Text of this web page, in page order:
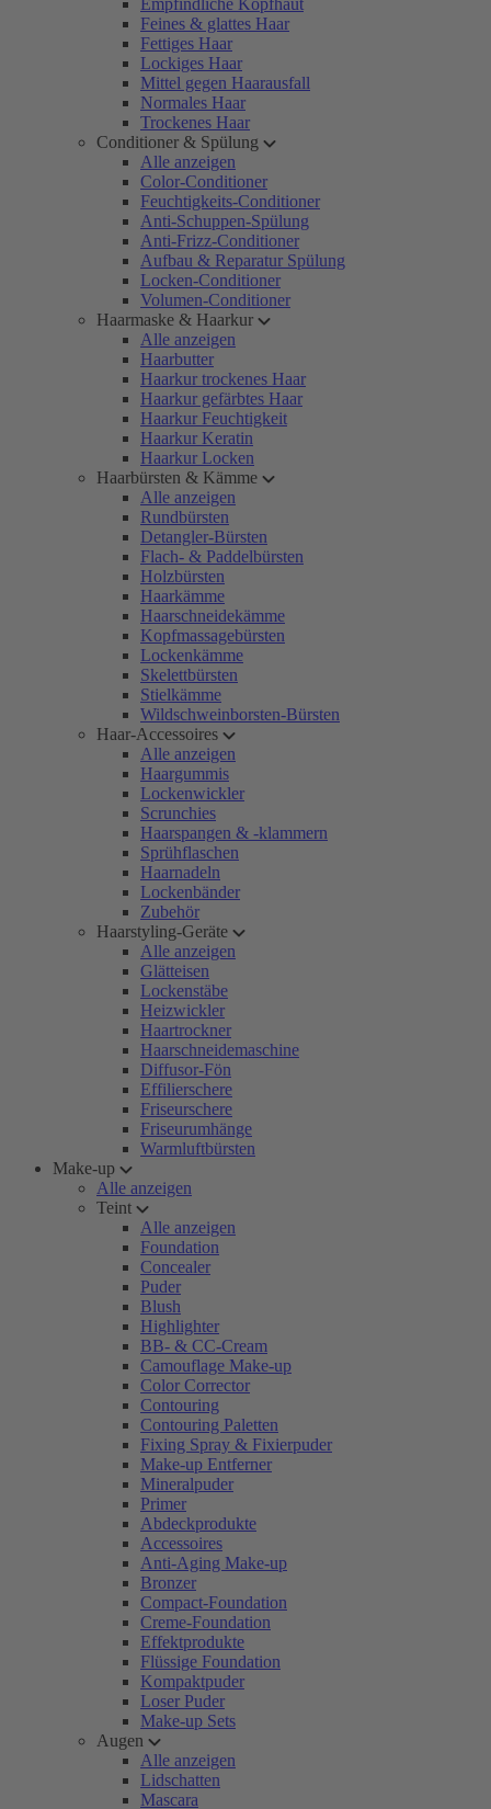
Empfindliche Kopfhaut
Feines & glattes Haar
Fettiges Haar
Lockiges Haar
Mittel gegen Haarausfall
Normales Haar
Trockenes Haar
Conditioner & Spülung
Alle anzeigen
Color-Conditioner
Feuchtigkeits-Conditioner
Anti-Schuppen-Spülung
Anti-Frizz-Conditioner
Aufbau & Reparatur Spülung
Locken-Conditioner
Volumen-Conditioner
Haarmaske & Haarkur
Alle anzeigen
Haarbutter
Haarkur trockenes Haar
Haarkur gefärbtes Haar
Haarkur Feuchtigkeit
Haarkur Keratin
Haarkur Locken
Haarbürsten & Kämme
Alle anzeigen
Rundbürsten
Detangler-Bürsten
Flach- & Paddelbürsten
Holzbürsten
Haarkämme
Haarschneidekämme
Kopfmassagebürsten
Lockenkämme
Skelettbürsten
Stielkämme
Wildschweinborsten-Bürsten
Haar-Accessoires
Alle anzeigen
Haargummis
Lockenwickler
Scrunchies
Haarspangen & -klammern
Sprühflaschen
Haarnadeln
Lockenbänder
Zubehör
Haarstyling-Geräte
Alle anzeigen
Glätteisen
Lockenstäbe
Heizwickler
Haartrockner
Haarschneidemaschine
Diffusor-Fön
Effilierschere
Friseurschere
Friseurumhänge
Warmluftbürsten
Make-up
Alle anzeigen
Teint
Alle anzeigen
Foundation
Concealer
Puder
Blush
Highlighter
BB- & CC-Cream
Camouflage Make-up
Color Corrector
Contouring
Contouring Paletten
Fixing Spray & Fixierpuder
Make-up Entferner
Mineralpuder
Primer
Abdeckprodukte
Accessoires
Anti-Aging Make-up
Bronzer
Compact-Foundation
Creme-Foundation
Effektprodukte
Flüssige Foundation
Kompaktpuder
Loser Puder
Make-up Sets
Augen
Alle anzeigen
Lidschatten
Mascara